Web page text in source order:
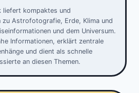
liefert kompaktes und
zu Astrofotografie, Erde, Klima und
und dem Universum.
Informationen, erklärt zentrale
und dient als schnelle
an diesen Themen.